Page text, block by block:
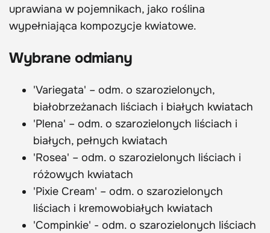
uprawiana w pojemnikach, jako roślina
wypełniająca kompozycje kwiatowe.
Wybrane odmiany
'Variegata' – odm. o szarozielonych,
białobrzeżanach liściach i białych kwiatach
'Plena' – odm. o szarozielonych liściach i
białych, pełnych kwiatach
'Rosea' – odm. o szarozielonych liściach i
różowych kwiatach
'Pixie Cream' – odm. o szarozielonych
liściach i kremowobiałych kwiatach
'Compinkie' - odm. o szarozielonych liściach